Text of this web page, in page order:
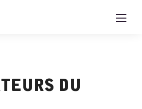
du